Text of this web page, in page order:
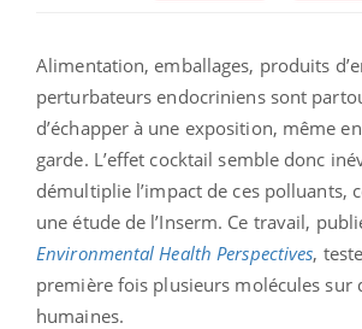
Alimentation, emballages, produits
perturbateurs endocriniens sont
d’échapper à une exposition, même
garde. L’effet cocktail semble donc
démultiplie l’impact de ces polluants,
une étude de l’Inserm. Ce travail,
Environmental Health Perspectives,
première fois plusieurs molécules sur
humaines.